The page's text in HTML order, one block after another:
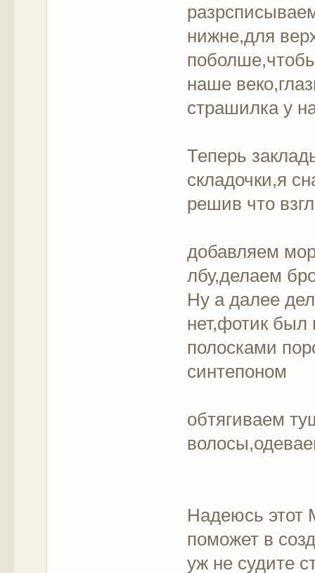
нижне,для
наше
страшилка у
Теперь
складочки,я
решив что
добавляем
лбу,делаем
Ну а далее
нет,фотик был
полосками
синтепоном
обтягиваем
Надеюсь этот
поможет в
уж не судите